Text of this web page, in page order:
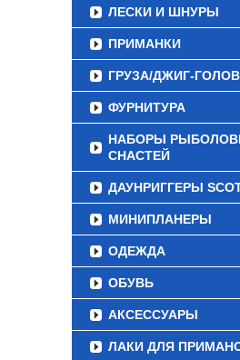
ЛЕСКИ И ШНУРЫ
ПРИМАНКИ
ГРУЗА/ДЖИГ-
ФУРНИТУРА
НАБОРЫ
СНАСТЕЙ
ДАУНРИГГЕРЫ
МИНИПЛАНЕРЫ
ОДЕЖДА
ОБУВЬ
АКСЕССУАРЫ
ЛАКИ ДЛЯ